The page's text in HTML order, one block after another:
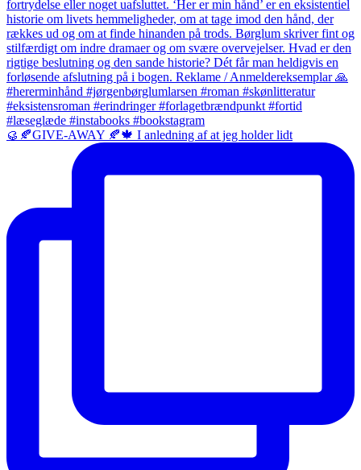
🥮🍂GIVE-AWAY 🍂🍁 I anledning af at jeg holder lidt